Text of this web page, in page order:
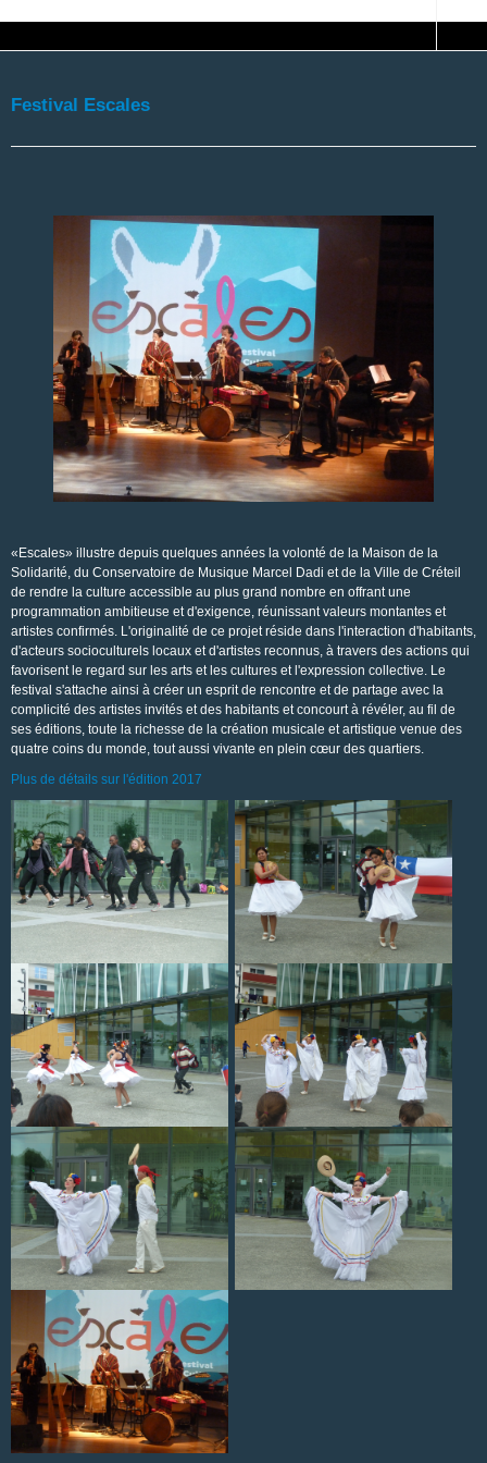
Festival Escales
«Escales» illustre depuis quelques années la volonté de la Maison de la
Solidarité, du Conservatoire de Musique Marcel Dadi et de la Ville de Créteil
de rendre la culture accessible au plus grand nombre en offrant une
programmation ambitieuse et d'exigence, réunissant valeurs montantes et
artistes confirmés. L'originalité de ce projet réside dans l'interaction d'habitants,
d'acteurs socioculturels locaux et d'artistes reconnus, à travers des actions qui
favorisent le regard sur les arts et les cultures et l'expression collective. Le
festival s'attache ainsi à créer un esprit de rencontre et de partage avec la
complicité des artistes invités et des habitants et concourt à révéler, au fil de
ses éditions, toute la richesse de la création musicale et artistique venue des
quatre coins du monde, tout aussi vivante en plein cœur des quartiers.
Plus de détails sur l'édition 2017